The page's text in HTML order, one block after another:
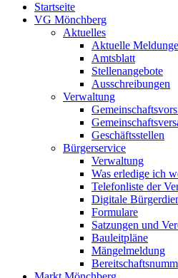
Startseite
VG Mönchberg
Aktuelles
Aktuelle
Amtsblatt
Stellenangebote
Ausschreibungen
Verwaltung
Geschäftsstellen
Bürgerservice
Verwaltung
Was erledige ich
Telefonliste der
Digitale
Formulare
Satzungen und
Bauleitpläne
Mängelmeldung